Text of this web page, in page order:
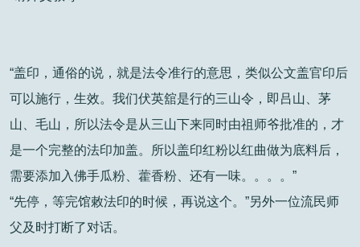
“盖印，通俗的说，就是法令准行的意思，类似公文盖官印后
可以施行，生效。我们伏英舘是行的三山令，即吕山、茅
山、毛山，所以法令是从三山下来同时由祖师爷批准的，才
是一个完整的法印加盖。所以盖印红粉以红曲做为底料后，
需要添加入佛手瓜粉、藿香粉、还有一味。。。。”
“先停，等完馆敕法印的时候，再说这个。”另外一位流民师
父及时打断了对话。